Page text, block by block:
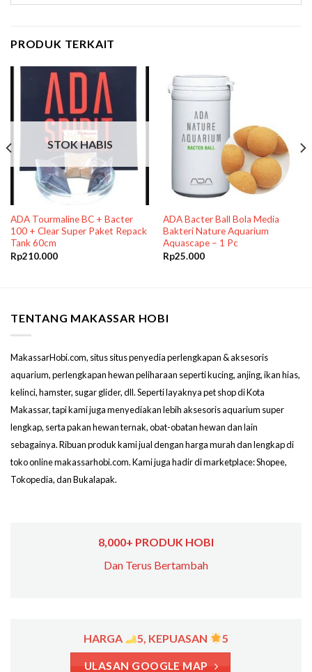
PRODUK TERKAIT
STOK HABIS
ADA Tourmaline BC + Bacter
100 + Clear Super Paket Repack
Tank 60cm
Rp210.000
ADA Bacter Ball Bola Media
Bakteri Nature Aquarium
Aquascape – 1 Pc
Rp25.000
TENTANG MAKASSAR HOBI
MakassarHobi.com, situs situs penyedia perlengkapan & aksesoris
aquarium, perlengkapan hewan peliharaan seperti kucing, anjing, ikan hias,
kelinci, hamster, sugar glider, dll. Seperti layaknya pet shop di Kota
Makassar, tapi kami juga menyediakan lebih aksesoris aquarium super
lengkap, serta pakan hewan ternak, obat-obatan hewan dan lain
sebagainya. Ribuan produk kami jual dengan harga murah dan lengkap di
toko online makassarhobi.com. Kami juga hadir di marketplace: Shopee,
Tokopedia, dan Bukalapak.
8,000+ PRODUK HOBI
Dan Terus Bertambah
HARGA 5, KEPUASAN 5
ULASAN GOOGLE MAP